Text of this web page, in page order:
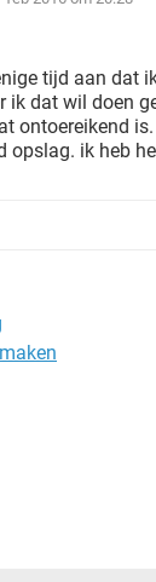
SNAPCHAT
SNAPCHAT
tijd aan dat
ik dat wil doen
ontoereikend
opslag. ik heb